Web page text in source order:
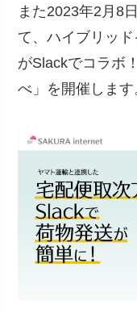
また2023年2月8
て、ハイブリッ
がSlackでコラボ
べ」を開催します